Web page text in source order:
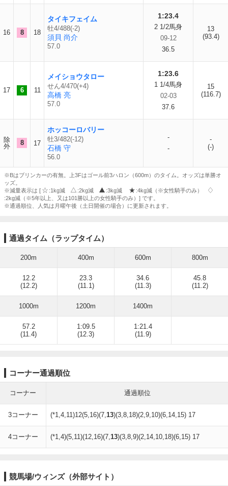
16 8 18
タイキフェイム
牡4/488(-2)
須貝 尚介
57.0
1:23.4
2 1/2馬身
09-12
36.5
13
(93.4)
17 6 11
メイショウタロー
せん4/470(+4)
高橋 亮
57.0
1:23.6
1 1/4馬身
02-03
37.6
15
(116.7)
除
外
8 17
ホッコーロバリー
牡3/482(-12)
石橋 守
56.0
-
-
-
(-)
※Bはブリンカーの有無。上3Fはゴール前3ハロン（600m）のタイム。オッズは単勝オ
ッズ。
※減量表示は [
:1kg減 :2kg減 :3kg減
:4kg減（※女性騎手のみ）
:2kg減（※5年以上、又は101勝以上の女性騎手のみ）] です。
※通過順位、人気は月曜午後（土日開催の場合）に更新されます。
通過タイム（ラップタイム）
200m 400m 600m 800m
12.2
(12.2)
23.3
(11.1)
34.6
(11.3)
45.8
(11.2)
1000m 1200m 1400m
57.2
(11.4)
1:09.5
(12.3)
1:21.4
(11.9)
コーナー通過順位
コーナー 通過順位
3コーナー (*1,4,11)12(5,16)(7,13)(3,8,18)(2,9,10)(6,14,15) 17
4コーナー (*1,4)(5,11)(12,16)(7,13)(3,8,9)(2,14,10,18)(6,15) 17
競馬場/ウィンズ（外部サイト）